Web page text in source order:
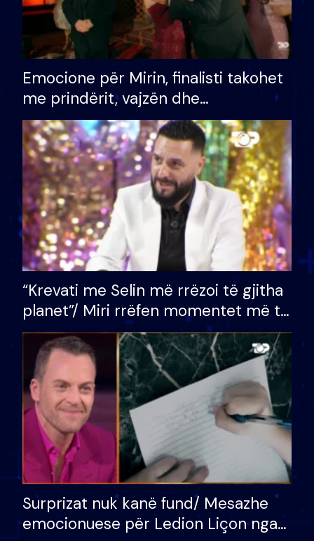
Emocione për Mirin, finalisti takohet
me prindërit, vajzën dhe
bashkëshorten: S’kemi ndonjë letër
divorci apo jo?
“Krevati me Selin më rrëzoi të gjitha
planet”/ Miri rrëfen momentet më të
bukura në shtëpinë e BB VIP: Do më
mungojë zilja e mëngjesit kur…
Surprizat nuk kanë fund/ Mesazhe
emocionuese për Ledion Liçon nga